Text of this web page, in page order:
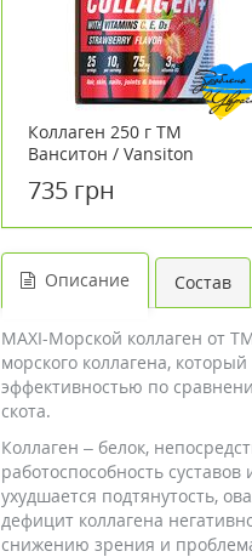
Коллаген 250 г ТМ
Ванситон / Vansiton
735 грн
Описание Состав
MAXI-Морской коллаген от
морского коллагена,
эффективностью по
скота.
Коллаген – белок,
работоспособность
ухудшается подтянутость,
дефицит коллагена
снижению зрения и